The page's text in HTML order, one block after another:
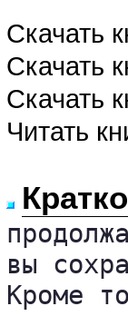
Скачать
Скачать
Скачать
Читать
вы
Кроме